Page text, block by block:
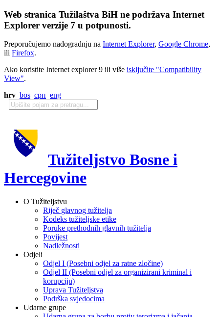
Web stranica Tužilaštva BiH ne podržava Internet
Explorer verzije 7 u potpunosti.
Preporučujemo nadogradnju na Internet Explorer, Google Chrome,
ili Firefox.
Ako koristite Internet explorer 9 ili više isključite "Compatibility
View".
hrv bos срп eng
Tužiteljstvo Bosne i
Hercegovine
O Tužiteljstvu
Riječ glavnog tužitelja
Kodeks tužiteljske etike
Poruke prethodnih glavnih tužitelja
Povijest
Nadležnosti
Odjeli
Odjel I (Posebni odjel za ratne zločine)
Odjel II (Posebni odjel za organizirani kriminal i
korupciju)
Uprava Tužiteljstva
Podrška svjedocima
Udarne grupe